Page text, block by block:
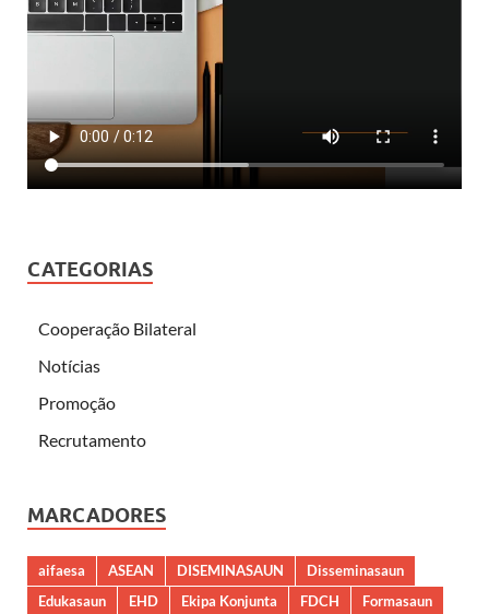
CATEGORIAS
Cooperação Bilateral
Notícias
Promoção
Recrutamento
MARCADORES
aifaesa ASEAN DISEMINASAUN
Disseminasaun
Edukasaun
EHD Ekipa Konjunta FDCH Formasaun